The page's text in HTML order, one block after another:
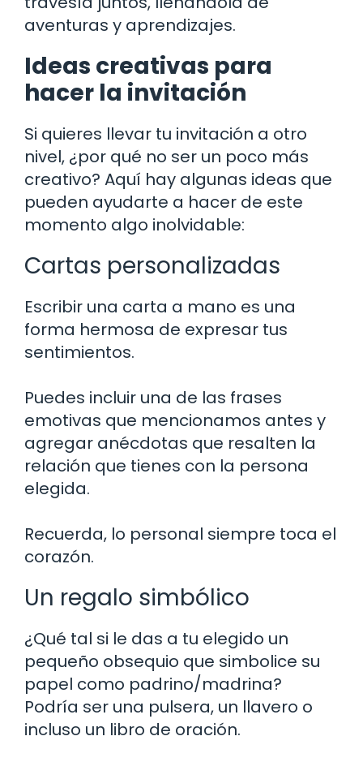
aventuras y aprendizajes.
Ideas creativas para
hacer la invitación
Si quieres llevar tu invitación a otro
nivel, ¿por qué no ser un poco más
creativo? Aquí hay algunas ideas que
pueden ayudarte a hacer de este
momento algo inolvidable:
Cartas personalizadas
Escribir una carta a mano es una
forma hermosa de expresar tus
sentimientos.
Puedes incluir una de las frases
emotivas que mencionamos antes y
agregar anécdotas que resalten la
relación que tienes con la persona
elegida.
Recuerda, lo personal siempre toca el
corazón.
Un regalo simbólico
¿Qué tal si le das a tu elegido un
pequeño obsequio que simbolice su
papel como padrino/madrina?
Podría ser una pulsera, un llavero o
incluso un libro de oración.